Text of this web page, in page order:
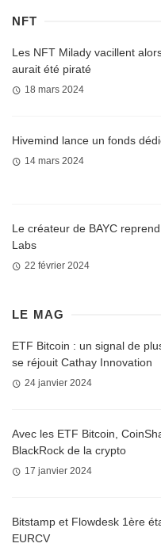
NFT
Les NFT Milady vacillent
aurait été piraté
18 mars 2024
Hivemind lance un fonds
14 mars 2024
Le créateur de BAYC
Labs
22 février 2024
LE MAG
ETF Bitcoin : un signal de
se réjouit Cathay Innovation
24 janvier 2024
Avec les ETF Bitcoin,
BlackRock de la crypto
17 janvier 2024
Bitstamp et Flowdesk 1ère
EURCV